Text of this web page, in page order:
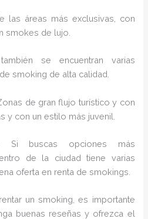
las áreas más exclusivas, con
smokes de lujo.
se encuentran varias
smoking de alta calidad.
de gran flujo turístico y con
y con un estilo más juvenil.
Si buscas opciones más
de la ciudad tiene varias
oferta en renta de smokings.
un smoking, es importante
buenas reseñas y ofrezca el